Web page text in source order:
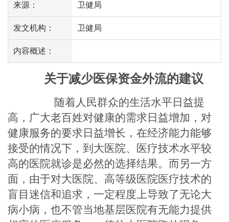
来源： 卫健局
发文机构： 卫健局
内容概述：
关于减少医保资金外流的建议
随着人民群众的生活水平日益提
高，广大老百姓对健康的需求日益增加，对
健康服务的要求日益增长，在经济能力能够
接受的情况下，到大医院、医疗技术水平较
高的医院就诊是必然的选择结果。而另一方
面，由于对大医院、高等级医院医疗技术的
盲目迷信和追求，一定程度上导致了无论大
病小病，也不管当地基层医院有无能力提供